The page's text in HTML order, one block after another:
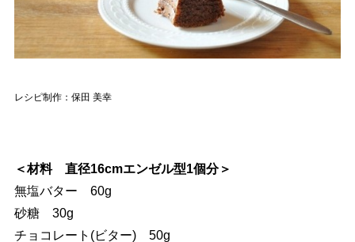
レシピ制作：保田 美幸
＜材料 直径16cmエンゼル型1個分＞
無塩バター 60g
砂糖 30g
チョコレート(ビター) 50g